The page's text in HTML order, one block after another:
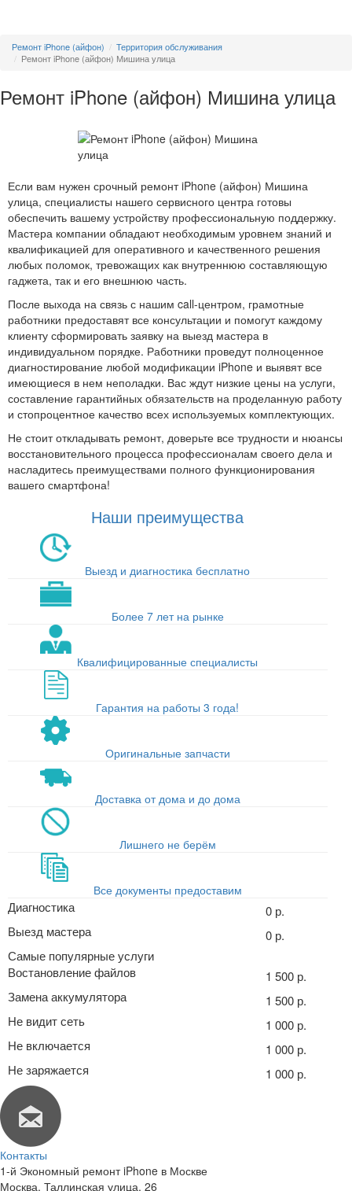
Ремонт iPhone (айфон)
Территория обслуживания
Ремонт iPhone (айфон) Мишина улица
Ремонт iPhone (айфон) Мишина улица
Если вам нужен срочный ремонт iPhone (айфон) Мишина
улица, специалисты нашего сервисного центра готовы
обеспечить вашему устройству профессиональную поддержку.
Мастера компании обладают необходимым уровнем знаний и
квалификацией для оперативного и качественного решения
любых поломок, тревожащих как внутреннюю составляющую
гаджета, так и его внешнюю часть.
После выхода на связь с нашим call-центром, грамотные
работники предоставят все консультации и помогут каждому
клиенту сформировать заявку на выезд мастера в
индивидуальном порядке. Работники проведут полноценное
диагностирование любой модификации iPhone и выявят все
имеющиеся в нем неполадки. Вас ждут низкие цены на услуги,
составление гарантийных обязательств на проделанную работу
и стопроцентное качество всех используемых комплектующих.
Не стоит откладывать ремонт, доверьте все трудности и нюансы
восстановительного процесса профессионалам своего дела и
насладитесь преимуществами полного функционирования
вашего смартфона!
Наши преимущества
Выезд и диагностика бесплатно
Более 7 лет на рынке
Квалифицированные специалисты
Гарантия на работы 3 года!
Оригинальные запчасти
Доставка от дома и до дома
Лишнего не берём
Все документы предоставим
Диагностика
0 р.
Выезд мастера
0 р.
Самые популярные услуги
Востановление файлов
1 500 р.
Замена аккумулятора
1 500 р.
Не видит сеть
1 000 р.
Не включается
1 000 р.
Не заряжается
1 000 р.
Контакты
1-й Экономный ремонт iPhone в Москве
Москва, Таллинская улица, 26